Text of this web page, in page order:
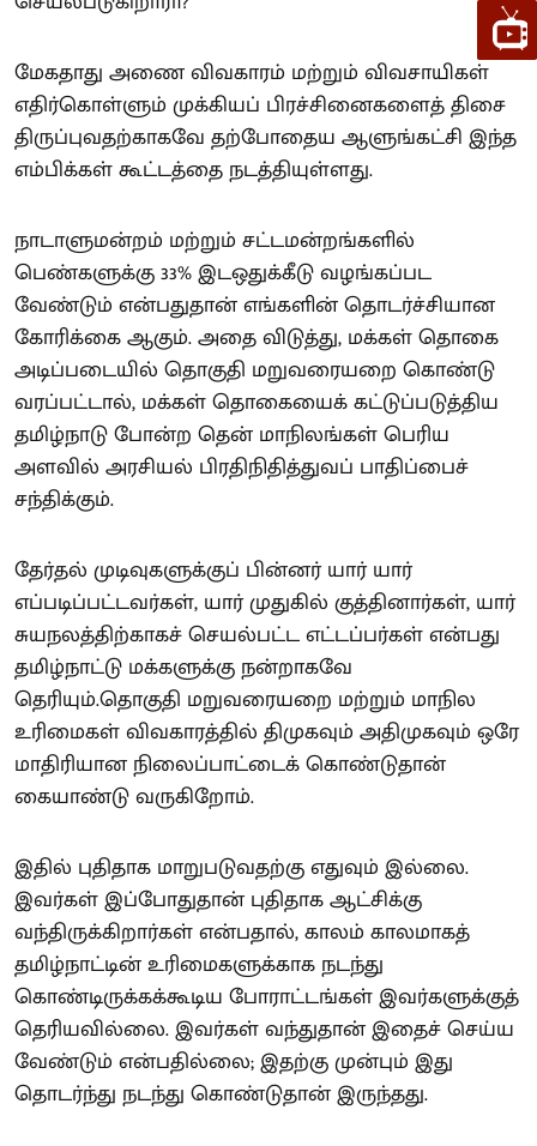
மேகதாது அணை விவகாரம் மற்றும் விவசாயிகள்
எதிர்கொள்ளும் முக்கியப் பிரச்சினைகளைத் திசை
திருப்புவதற்காகவே தற்போதைய ஆளுங்கட்சி இந்த
எம்பிக்கள் கூட்டத்தை நடத்தியுள்ளது.
நாடாளுமன்றம் மற்றும் சட்டமன்றங்களில்
பெண்களுக்கு 33% இடஒதுக்கீடு வழங்கப்பட
வேண்டும் என்பதுதான் எங்களின் தொடர்ச்சியான
கோரிக்கை ஆகும். அதை விடுத்து, மக்கள் தொகை
அடிப்படையில் தொகுதி மறுவரையறை கொண்டு
வரப்பட்டால், மக்கள் தொகையைக் கட்டுப்படுத்திய
தமிழ்நாடு போன்ற தென் மாநிலங்கள் பெரிய
அளவில் அரசியல் பிரதிநிதித்துவப் பாதிப்பைச்
சந்திக்கும்.
தேர்தல் முடிவுகளுக்குப் பின்னர் யார் யார்
எப்படிப்பட்டவர்கள், யார் முதுகில் குத்தினார்கள், யார்
சுயநலத்திற்காகச் செயல்பட்ட எட்டப்பர்கள் என்பது
தமிழ்நாட்டு மக்களுக்கு நன்றாகவே
தெரியும்.தொகுதி மறுவரையறை மற்றும் மாநில
உரிமைகள் விவகாரத்தில் திமுகவும் அதிமுகவும் ஒரே
மாதிரியான நிலைப்பாட்டைக் கொண்டுதான்
கையாண்டு வருகிறோம்.
இதில் புதிதாக மாறுபடுவதற்கு எதுவும் இல்லை.
இவர்கள் இப்போதுதான் புதிதாக ஆட்சிக்கு
வந்திருக்கிறார்கள் என்பதால், காலம் காலமாகத்
தமிழ்நாட்டின் உரிமைகளுக்காக நடந்து
கொண்டிருக்கக்கூடிய போராட்டங்கள் இவர்களுக்குத்
தெரியவில்லை. இவர்கள் வந்துதான் இதைச் செய்ய
வேண்டும் என்பதில்லை; இதற்கு முன்பும் இது
தொடர்ந்து நடந்து கொண்டுதான் இருந்தது.